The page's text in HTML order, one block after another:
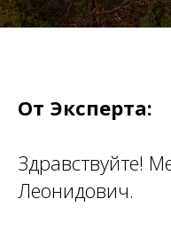
От Эксперта:
Здравствуйте!
Леонидович.